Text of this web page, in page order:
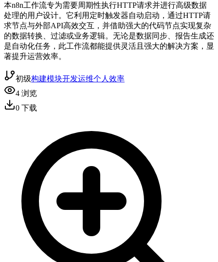
本n8n工作流专为需要周期性执行HTTP请求并进行高级数据
处理的用户设计。它利用定时触发器自动启动，通过HTTP请
求节点与外部API高效交互，并借助强大的代码节点实现复杂
的数据转换、过滤或业务逻辑。无论是数据同步、报告生成还
是自动化任务，此工作流都能提供灵活且强大的解决方案，显
著提升运营效率。
初级构建模块开发运维个人效率
4 浏览
0 下载